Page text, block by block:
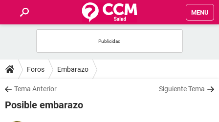
MENU
FOROS
SALUD
Foros Embarazo
Tema Anterior Siguiente Tema
Posible embarazo